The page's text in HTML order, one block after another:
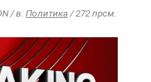
/ в:Политика/ 272 прсм.